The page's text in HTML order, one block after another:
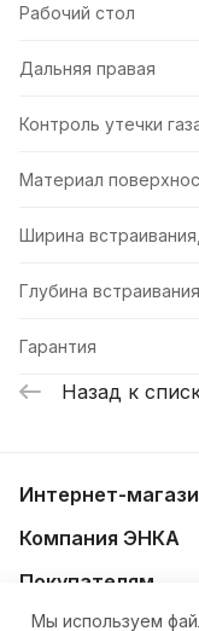
Рабочий стол
Дальняя правая
Контроль утечки
Материал
Ширина
Глубина
Гарантия
Назад к
Интернет-
Компания ЭНКА
Покупателям
Мы используем